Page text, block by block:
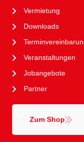
Vermietung
Downloads
Veranstaltungen
Jobangebote
Partner
Zum Shop